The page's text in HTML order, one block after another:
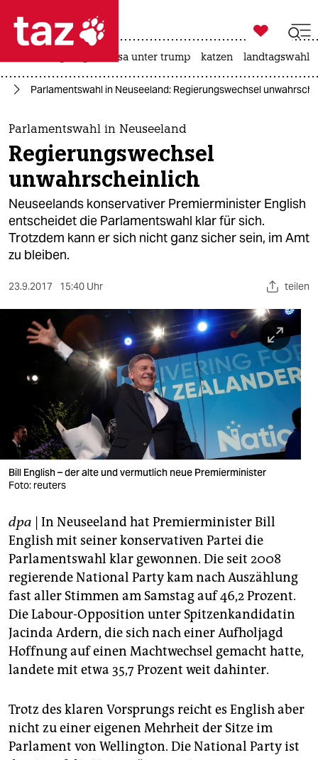
 taz zahl ich
taz zahl ich
themen
politik
öko
gesellschaft
kultur
sport
berlin
wahrheit
verlag
verlag
veranstaltungen
fragen & hilfe
unterstützen
abo
genossenschaft
epaper login

taz zahl ich
usa unter trump katzen landtagswahl
Parlamentswahl in Neuseeland: Regierungswechsel
Parlamentswahl in Neuseeland
Regierungswechsel
unwahrscheinlich
Neuseelands konservativer Premierminister English
entscheidet die Parlamentswahl klar für sich.
Trotzdem kann er sich nicht ganz sicher sein, im Amt
zu bleiben.
23.9.2017 15:40 Uhr teilen
Bill English – der alte und vermutlich neue Premierminister
Foto: reuters
dpa | In Neuseeland hat Premierminister Bill
English mit seiner konservativen Partei die
Parlamentswahl klar gewonnen. Die seit 2008
regierende National Party kam nach Auszählung
fast aller Stimmen am Samstag auf 46,2 Prozent.
Die Labour-Opposition unter Spitzenkandidatin
Jacinda Ardern, die sich nach einer Aufholjagd
Hoffnung auf einen Machtwechsel gemacht hatte,
landete mit etwa 35,7 Prozent weit dahinter.
Trotz des klaren Vorsprungs reicht es English aber
nicht zu einer eigenen Mehrheit der Sitze im
Parlament von Wellington. Die National Party ist